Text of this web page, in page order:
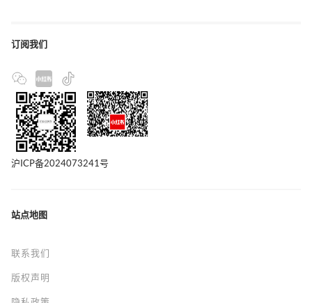
订阅我们
沪ICP备2024073241号
站点地图
联系我们
版权声明